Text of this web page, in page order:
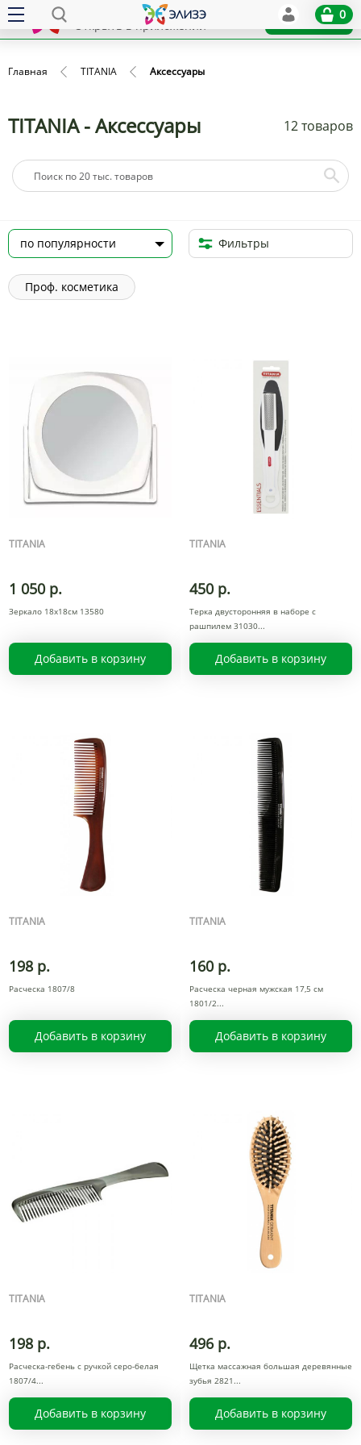
x
Открыть в приложении
Установить
0
Главная TITANIA Аксессуары
TITANIA - Аксессуары 12 товаров
Фильтры
Проф. косметика
TITANIA
1 050 р.
Зеркало 18х18см 13580
Добавить в корзину
TITANIA
450 р.
Терка двусторонняя в наборе с
рашпилем 31030
Добавить в корзину
TITANIA
198 р.
Расческа 1807/8
Добавить в корзину
TITANIA
160 р.
Расческа черная мужская 17,5 см
1801/2
Добавить в корзину
TITANIA
198 р.
Расческа-гебень с ручкой серо-белая
1807/4
Добавить в корзину
TITANIA
496 р.
Щетка массажная большая деревянные
зубья 2821
Добавить в корзину